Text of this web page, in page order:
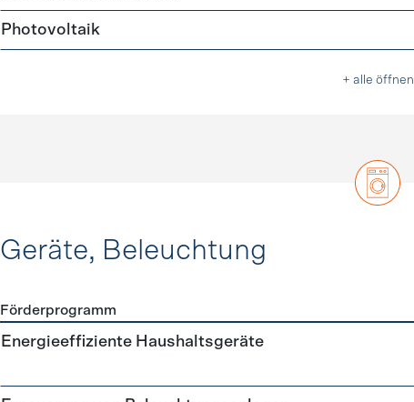
Photovoltaik
+ alle öffnen
Geräte, Beleuchtung
Förderprogramme Geräte, Beleuchtung
Förderprogramm
Energieeffiziente Haushaltsgeräte